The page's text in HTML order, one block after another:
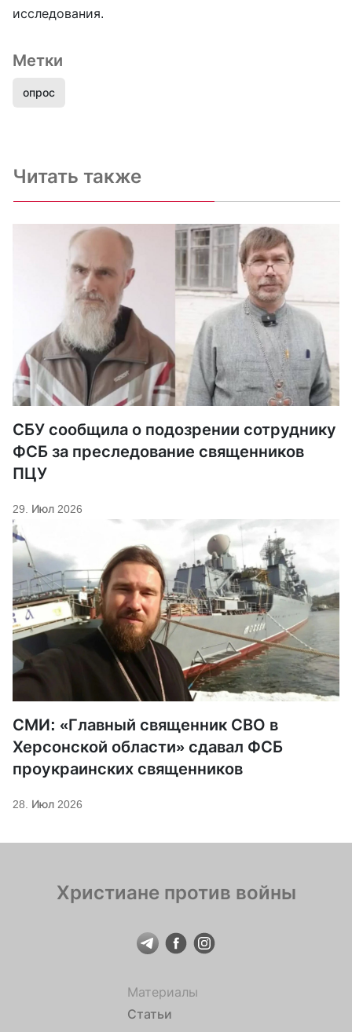
исследования.
Метки
опрос
Читать также
СБУ сообщила о подозрении сотруднику
ФСБ за преследование священников
ПЦУ
29. Июл 2026
СМИ: «Главный священник СВО в
Херсонской области» сдавал ФСБ
проукраинских священников
28. Июл 2026
Христиане против войны
Материалы
Статьи